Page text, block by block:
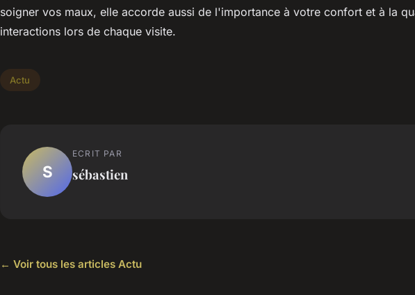
soigner vos maux, elle accorde aussi de l'importance à votre confort et à la
interactions lors de chaque visite.
Actu
S
ECRIT PAR
sébastien
← Voir tous les articles Actu